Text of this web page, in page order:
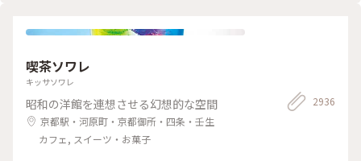
に幸せでした😊 ＊ ギャラリーでは風鈴展が🎐 陶器のブルーの
めぞの #梅園
しい 蜜がたっぷりのみたらし団子はやっぱり 美味しかったで
れます😊 店内の配置を変えられたようで✨ 奥の中庭前の席が2
人席になり 通い始めて幾数年 初めて窓際に座る事ができま
した😊 中庭がいい感じです😊🌳 ＊ うめぞのcafe＆galleryは
ちょっと甘い物が食べたいなぁーと 思う時に足が向いてしま
うお店です😊 #京都カフェ #パフェ活2024 #みたらし団子 #秋
の彩り #クラシカルな街 #私の好きな京都
喫茶ソワレ
キッサソワレ
昭和の洋館を連想させる幻想的な空間
京都駅・河原町・京都御所・四条・壬生
カフェ, スイーツ・お菓子
2936